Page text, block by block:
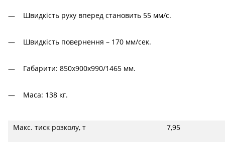
Швидкість руху вперед становить 55 мм/с.
Швидкість повернення – 170 мм/сек.
Габарити: 850х900х990/1465 мм.
Маса: 138 кг.
Макс. тиск розколу, т 7,95